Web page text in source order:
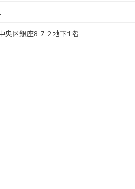
央区銀座8-7-2 地下1階